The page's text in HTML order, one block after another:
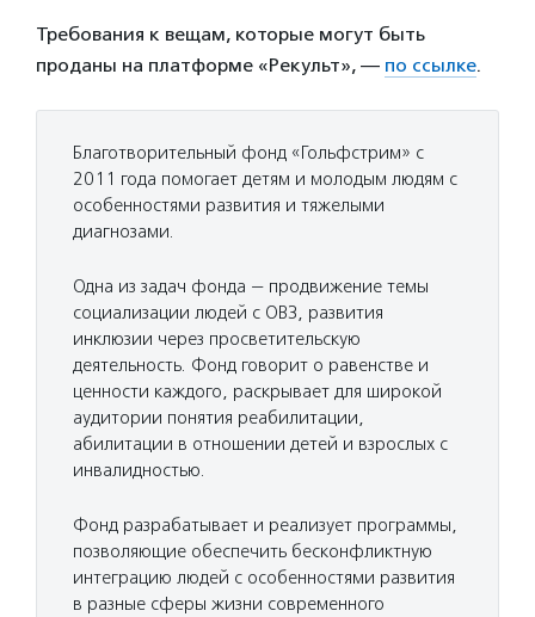
Требования к вещам, которые могут быть
проданы на платформе «Рекульт», — по ссылке.
Благотворительный фонд «Гольфстрим» с
2011 года помогает детям и молодым людям с
особенностями развития и тяжелыми
диагнозами.
Одна из задач фонда — продвижение темы
социализации людей с ОВЗ, развития
инклюзии через просветительскую
деятельность. Фонд говорит о равенстве и
ценности каждого, раскрывает для широкой
аудитории понятия реабилитации,
абилитации в отношении детей и взрослых с
инвалидностью.
Фонд разрабатывает и реализует программы,
позволяющие обеспечить бесконфликтную
интеграцию людей с особенностями развития
в разные сферы жизни современного